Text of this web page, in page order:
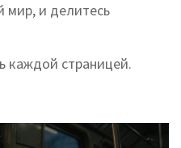
мир, и делитесь
каждой страницей.